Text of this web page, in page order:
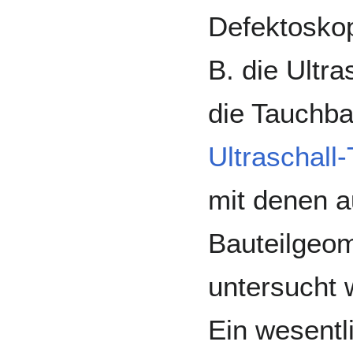
B. die
die
mit denen
untersucht
Ein